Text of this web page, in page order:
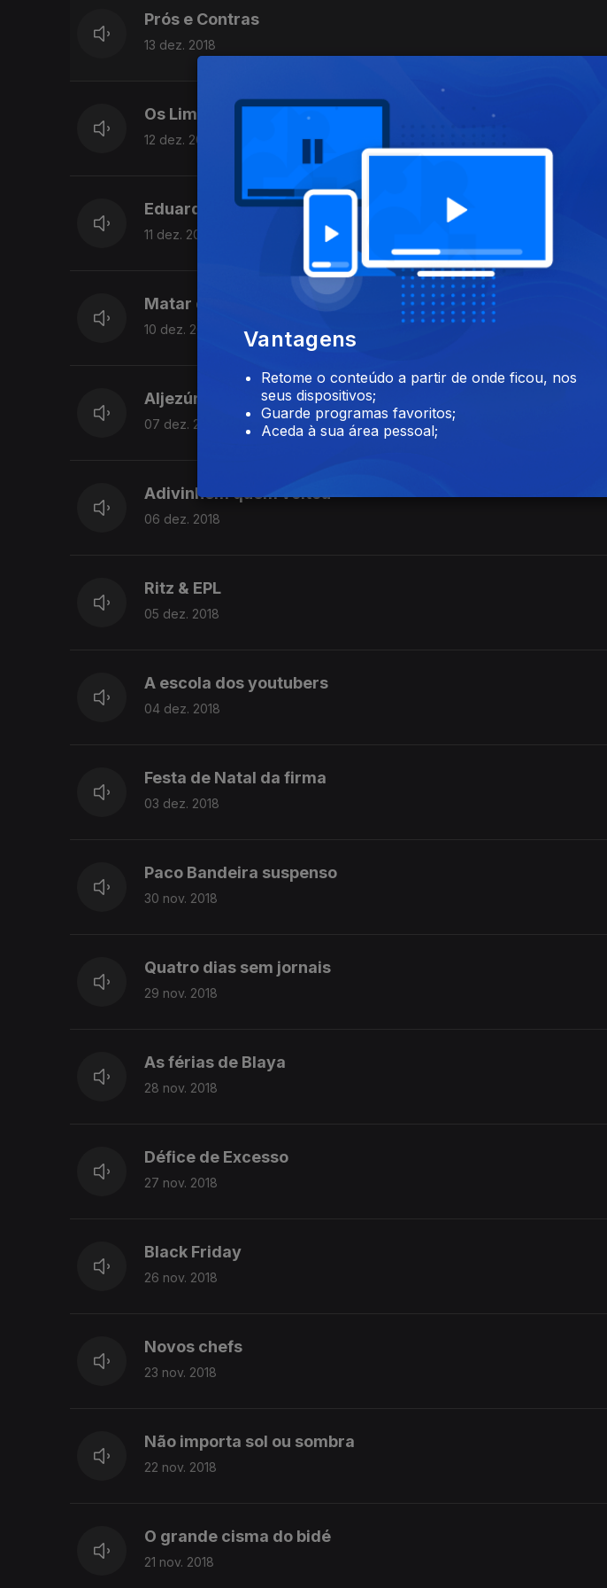
Prós e Contras
13 dez. 2018
Os Limites do Humor
12 dez. 2018
Eduardo Reis Torgal
11 dez. 2018
Matar dois activistas com uma cajadada
10 dez. 2018
Aljezúria
07 dez. 2018
Adivinhem quem voltou
06 dez. 2018
Ritz & EPL
05 dez. 2018
A escola dos youtubers
04 dez. 2018
Festa de Natal da firma
03 dez. 2018
Paco Bandeira suspenso
30 nov. 2018
Quatro dias sem jornais
29 nov. 2018
As férias de Blaya
28 nov. 2018
Défice de Excesso
27 nov. 2018
Black Friday
26 nov. 2018
Novos chefs
23 nov. 2018
Não importa sol ou sombra
22 nov. 2018
O grande cisma do bidé
21 nov. 2018
Vantagens
Retome o conteúdo a partir de onde ficou, nos
seus dispositivos;
Guarde programas favoritos;
Aceda à sua área pessoal;